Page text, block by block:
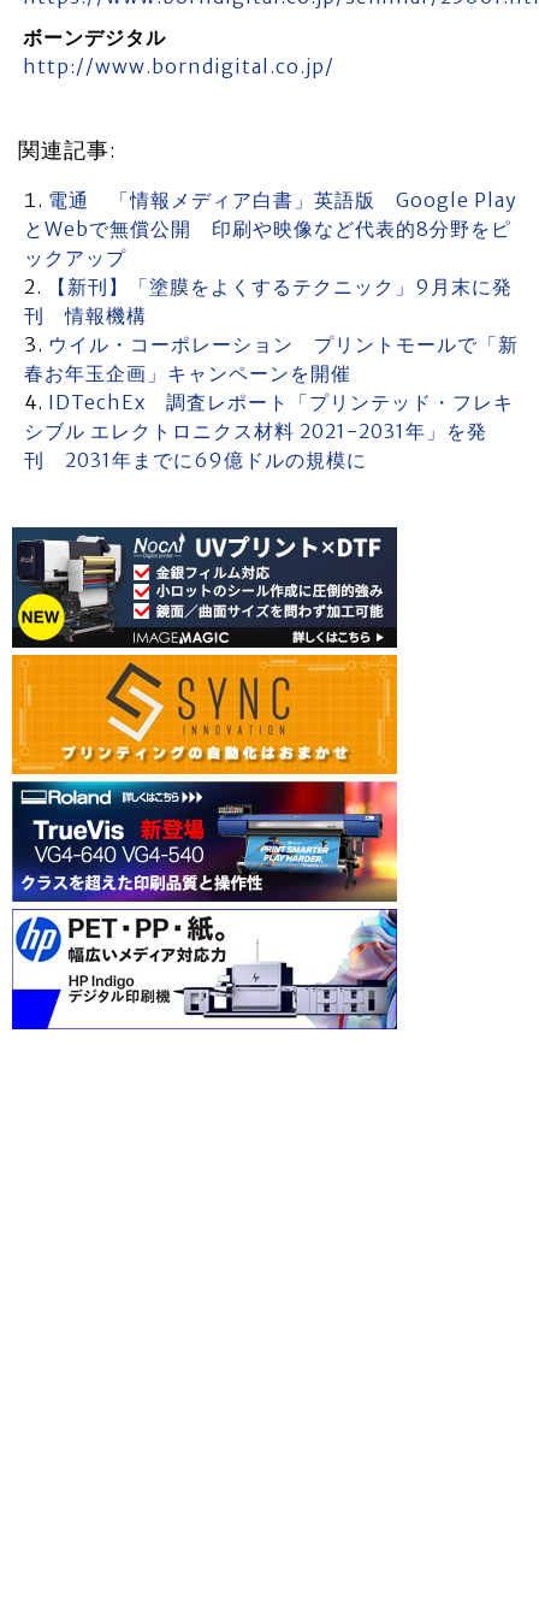
ボーンデジタル
http://www.borndigital.co.jp/
関連記事:
電通 「情報メディア白書」英語版 Google Play
とWebで無償公開 印刷や映像など代表的8分野をピ
ックアップ
【新刊】「塗膜をよくするテクニック」9月末に発
刊 情報機構
ウイル・コーポレーション プリントモールで「新
春お年玉企画」キャンペーンを開催
IDTechEx 調査レポート「プリンテッド・フレキ
シブル エレクトロニクス材料 2021-2031年」を発
刊 2031年までに69億ドルの規模に